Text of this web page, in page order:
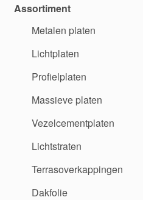
Assortiment
Metalen platen
Lichtplaten
Profielplaten
Massieve platen
Vezelcementplaten
Lichtstraten
Terrasoverkappingen
Dakfolie